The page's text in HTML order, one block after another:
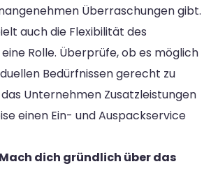
Überraschungen gibt.
auch die Flexibilität des
Rolle. Überprüfe, ob es möglich
Bedürfnissen gerecht zu
Unternehmen Zusatzleistungen
einen Ein- und Auspackservice
Mach dich gründlich über das